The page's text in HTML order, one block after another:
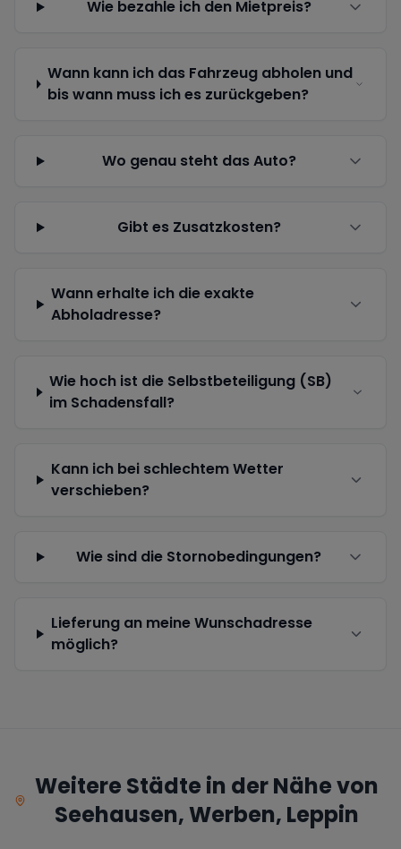
Wie bezahle ich den Mietpreis?
Wann kann ich das Fahrzeug abholen und
bis wann muss ich es zurückgeben?
Wo genau steht das Auto?
Gibt es Zusatzkosten?
Wann erhalte ich die exakte
Abholadresse?
Wie hoch ist die Selbstbeteiligung (SB)
im Schadensfall?
Kann ich bei schlechtem Wetter
verschieben?
Wie sind die Stornobedingungen?
Lieferung an meine Wunschadresse
möglich?
Weitere Städte in der Nähe von
Seehausen, Werben, Leppin